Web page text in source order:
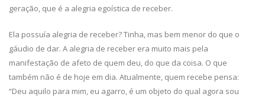
geração, que é a alegria egoística de receber.
Ela possuía alegria de receber? Tinha, mas bem menor do que o
gáudio de dar. A alegria de receber era muito mais pela
manifestação de afeto de quem deu, do que da coisa. O que
também não é de hoje em dia. Atualmente, quem recebe pensa:
“Deu aquilo para mim, eu agarro, é um objeto do qual agora sou